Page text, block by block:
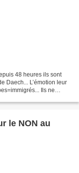
48 heures ils sont
Daech... L’émotion leur
Ils ne
le NON au